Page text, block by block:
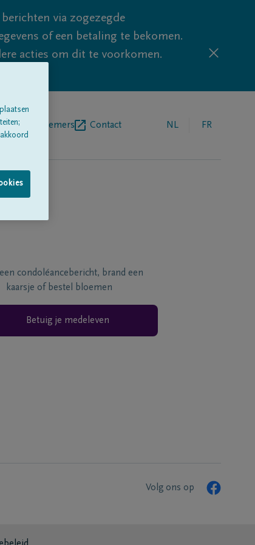
via zogezegde
of een betaling te bekomen.
acties om dit te voorkomen.
Contact NL FR
condoléancebericht, brand een
kaarsje of bestel bloemen
Betuig je medeleven
Volg ons op